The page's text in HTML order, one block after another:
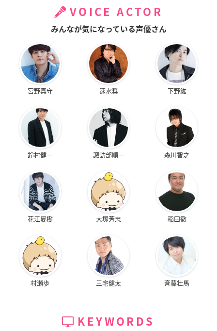
VOICE ACTOR
みんなが気になっている声優さん
宮野真守 速水奨 下野紘
鈴村健一 諏訪部順一 森川智之
花江夏樹 大塚芳忠 稲田徹
村瀬歩 三宅健太 斉藤壮馬
KEYWORDS